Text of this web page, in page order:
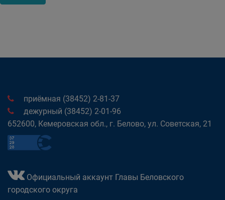
приёмная (38452) 2-81-37
дежурный (38452) 2-01-96
652600, Кемеровская обл., г. Белово, ул. Советская, 21
Официальный аккаунт Главы Беловского
городского округа